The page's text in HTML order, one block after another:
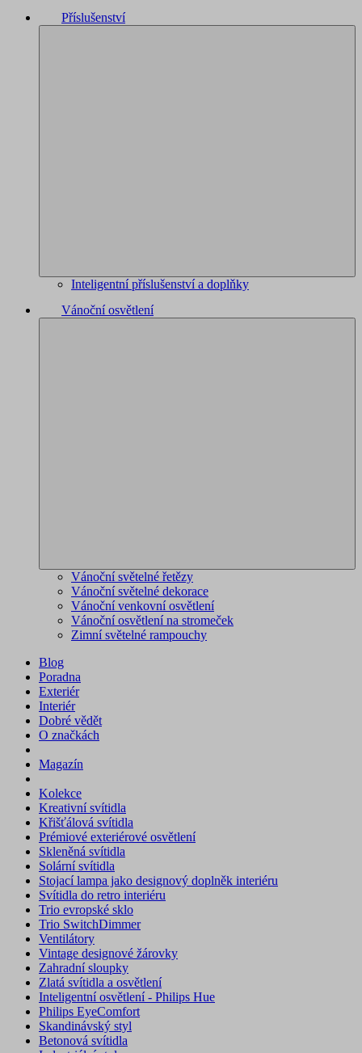
Příslušenství
Inteligentní příslušenství a doplňky
Vánoční osvětlení
Vánoční světelné řetězy
Vánoční světelné dekorace
Vánoční venkovní osvětlení
Vánoční osvětlení na stromeček
Zimní světelné rampouchy
Blog
Poradna
Exteriér
Interiér
Dobré vědět
O značkách
Magazín
Kolekce
Kreativní svítidla
Křišťálová svítidla
Prémiové exteriérové osvětlení
Skleněná svítidla
Solární svítidla
Stojací lampa jako designový doplněk interiéru
Svítidla do retro interiéru
Trio evropské sklo
Trio SwitchDimmer
Ventilátory
Vintage designové žárovky
Zahradní sloupky
Zlatá svítidla a osvětlení
Inteligentní osvětlení - Philips Hue
Philips EyeComfort
Skandinávský styl
Betonová svítidla